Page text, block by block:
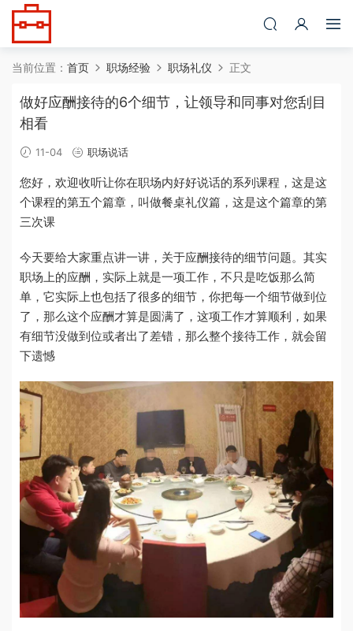
当前位置： 首页 职场经验 职场礼仪 正文
做好应酬接待的6个细节，让领导和同事对您刮目
相看
11-04 职场说话
您好，欢迎收听让你在职场内好好说话的系列课程，这是这
个课程的第五个篇章，叫做餐桌礼仪篇，这是这个篇章的第
三次课
今天要给大家重点讲一讲，关于应酬接待的细节问题。其实
职场上的应酬，实际上就是一项工作，不只是吃饭那么简
单，它实际上也包括了很多的细节，你把每一个细节做到位
了，那么这个应酬才算是圆满了，这项工作才算顺利，如果
有细节没做到位或者出了差错，那么整个接待工作，就会留
下遗憾